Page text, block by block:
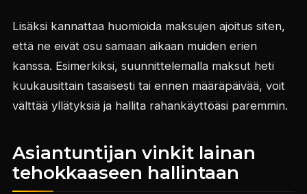
Lisäksi kannattaa huomioida maksujen ajoitus siten,
että ne eivät osu samaan aikaan muiden erien
kanssa. Esimerkiksi, suunnittelemalla maksut heti
kuukausittain tasaisesti tai ennen määräpäivää, voit
välttää yllätyksiä ja hallita rahankäyttöäsi paremmin.
Asiantuntijan vinkit lainan
tehokkaaseen hallintaan